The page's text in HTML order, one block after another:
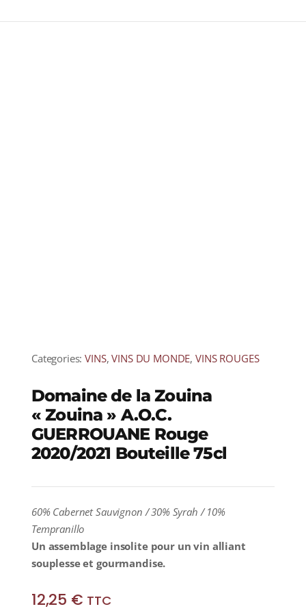
Categories:VINS,VINS DU MONDE,VINS ROUGES
Domaine de la Zouina
« Zouina » A.O.C.
GUERROUANE Rouge
2020/2021 Bouteille 75cl
60% Cabernet Sauvignon / 30% Syrah / 10%
Tempranillo
Un assemblage insolite pour un vin alliant
souplesse et gourmandise.
12,25 € TTC